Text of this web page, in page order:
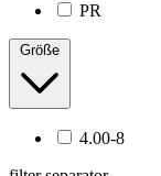
PR
Größe
4.00-8